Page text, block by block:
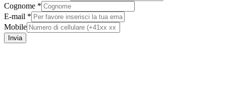
Cognome *
E-mail *
Mobile
Invia